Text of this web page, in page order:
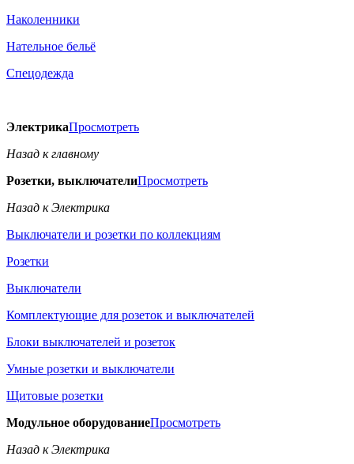
Наколенники
Нательное бельё
Спецодежда
ЭлектрикаПросмотреть
Назад к главному
Розетки, выключателиПросмотреть
Назад к Электрика
Выключатели и розетки по коллекциям
Розетки
Выключатели
Комплектующие для розеток и выключателей
Блоки выключателей и розеток
Умные розетки и выключатели
Щитовые розетки
Модульное оборудованиеПросмотреть
Назад к Электрика